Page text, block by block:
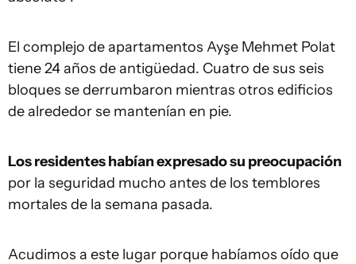
El complejo de apartamentos Ayşe Mehmet Polat
tiene 24 años de antigüedad. Cuatro de sus seis
bloques se derrumbaron mientras otros edificios
de alrededor se mantenían en pie.
Los residentes habían expresado su preocupación
por la seguridad mucho antes de los temblores
mortales de la semana pasada.
Acudimos a este lugar porque habíamos oído que